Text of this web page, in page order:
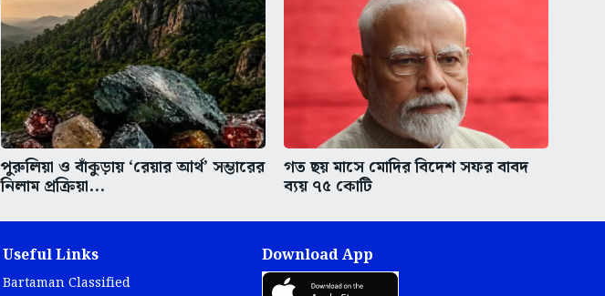
পুরুলিয়া ও বাঁকুড়ায় ‘রেয়ার আর্থ’ সম্ভারের
নিলাম প্রক্রিয়া...
গত ছয় মাসে মোদির বিদেশ সফর বাবদ
ব্যয় ৭৫ কোটি
Useful Links
Bartaman Classified
Download App